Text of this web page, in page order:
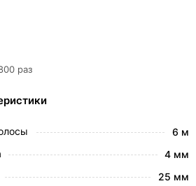
раз
6 м
4 мм
25 мм